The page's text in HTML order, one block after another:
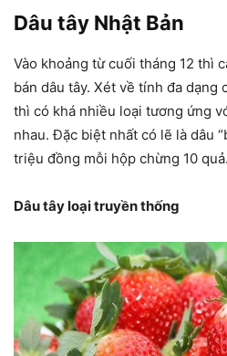
Dâu tây Nhật Bản
Vào khoảng từ cuối tháng 12 thì
bán dâu tây. Xét về tính đa dạng
thì có khá nhiều loại tương ứng
nhau. Đặc biệt nhất có lẽ là dâu
triệu đồng mỗi hộp chừng 10 quả.
Dâu tây loại truyền thống